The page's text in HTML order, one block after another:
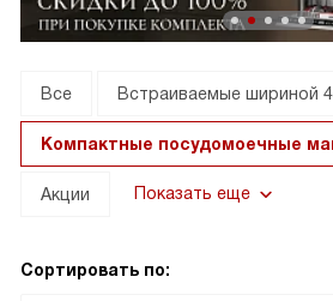
Все Встраиваемые шириной
Компактные посудомоечные
Акции Показать еще
Сортировать по: